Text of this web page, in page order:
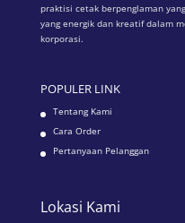
praktisi cetak berpenglaman
yang energik dan kreatif dalam
korporasi.
POPULER LINK
Tentang Kami
Cara Order
Pertanyaan Pelanggan
Lokasi Kami